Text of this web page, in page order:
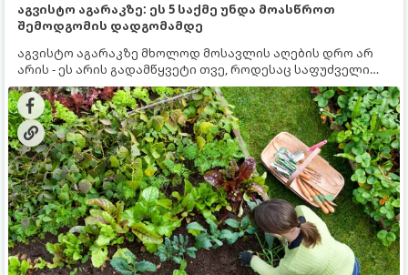
აგვისტო აგარაკზე: ეს 5 საქმე უნდა მოასწროთ
შემოდგომის დადგომამდე
აგვისტო აგარაკზე მხოლოდ მოსავლის აღების დრო არ
არის - ეს არის გადამწყვეტი თვე, როდესაც საფუძველი
ეყრება მომავალი წლის მოსავალს და ბაღი მზადდება
შემოდგომა-ზამთრის სეზონისთვის. იმისათვის, რომ
ნიადაგმა ენერგია აღიდგინოს, ხოლო მცენარეებმა
ზამთარს გაუძლონ, აგვისტოს ბოლომდე 5
მნიშვნელოვანი საქმის გაკეთება უნდა მოასწროთ: